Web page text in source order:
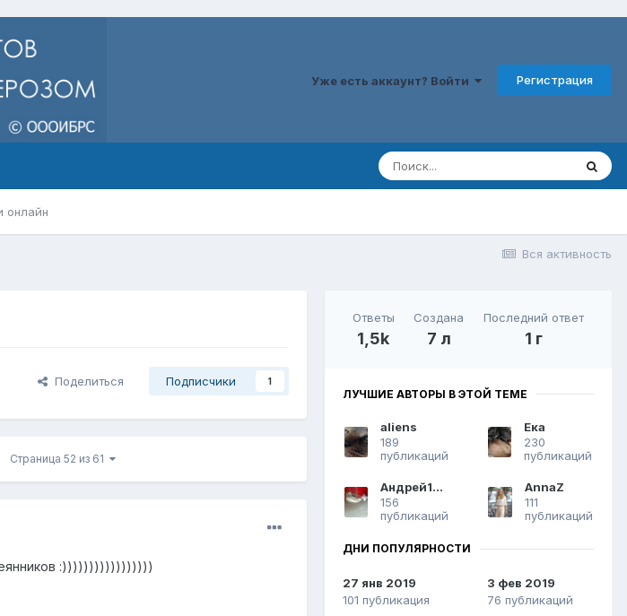
Уже есть аккаунт? Войти Регистрация
онлайн
Вся активность
Поделиться Подписчики 1
Страница 52 из 61
:)))))))))))))))))
Ответы
1,5k
Создана
7 л
Последний ответ
1 г
ЛУЧШИЕ АВТОРЫ В ЭТОЙ ТЕМЕ
aliens
189
публикаций
Ека
230
публикаций
Андрей1959
156
публикаций
AnnaZ
111
публикаций
ДНИ ПОПУЛЯРНОСТИ
27 янв 2019
101 публикация
3 фев 2019
76 публикаций